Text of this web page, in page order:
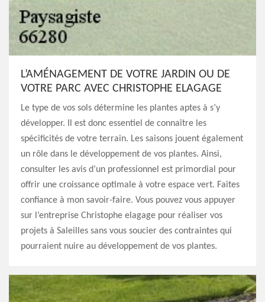
L’AMÉNAGEMENT DE VOTRE JARDIN OU DE
VOTRE PARC AVEC CHRISTOPHE ELAGAGE
Le type de vos sols détermine les plantes aptes à s’y
développer. Il est donc essentiel de connaître les
spécificités de votre terrain. Les saisons jouent également
un rôle dans le développement de vos plantes. Ainsi,
consulter les avis d’un professionnel est primordial pour
offrir une croissance optimale à votre espace vert. Faites
confiance à mon savoir-faire. Vous pouvez vous appuyer
sur l’entreprise Christophe elagage pour réaliser vos
projets à Saleilles sans vous soucier des contraintes qui
pourraient nuire au développement de vos plantes.